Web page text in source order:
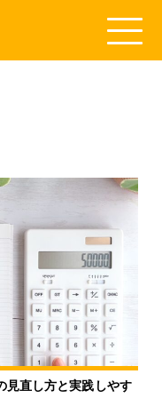
見直し方と実践しやす